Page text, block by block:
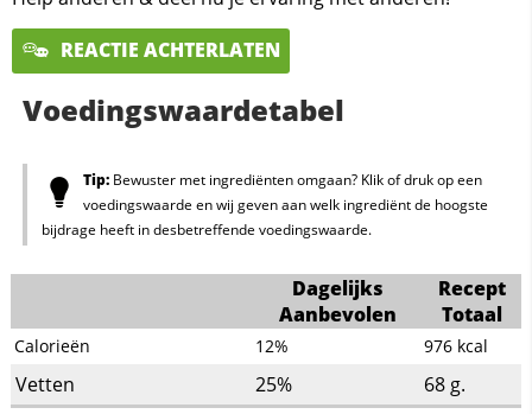
REACTIE ACHTERLATEN
Voedingswaardetabel
Tip:Bewuster met ingrediënten omgaan? Klik of druk op een
voedingswaarde en wij geven aan welk ingrediënt de hoogste
bijdrage heeft in desbetreffende voedingswaarde.
Dagelijks
Aanbevolen
Recept
Totaal
Calorieën 12% 976 kcal
Vetten 25% 68 g.